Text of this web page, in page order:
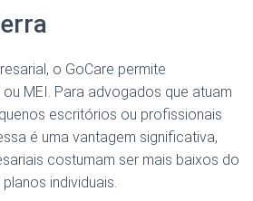
o GoCare permite
MEI. Para advogados que atuam
escritórios ou profissionais
é uma vantagem significativa,
costumam ser mais baixos do
individuais.